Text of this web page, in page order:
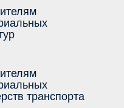
транспорта